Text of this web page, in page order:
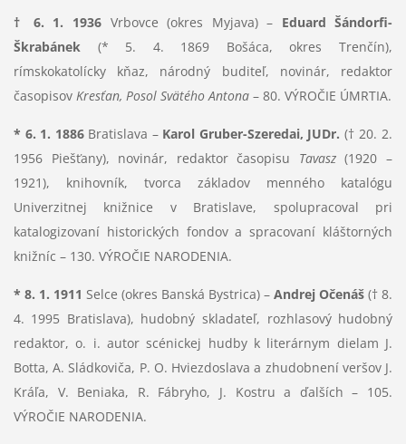
† 6. 1. 1936 Vrbovce (okres Myjava) – Eduard Šándorfi-
Škrabánek (* 5. 4. 1869 Bošáca, okres Trenčín),
rímskokatolícky kňaz, národný buditeľ, novinár, redaktor
časopisov Kresťan, Posol Svätého Antona– 80. VÝROČIE ÚMRTIA.
* 6. 1. 1886Bratislava – Karol Gruber-Szeredai, JUDr. († 20. 2.
1956 Piešťany), novinár, redaktor časopisu Tavasz(1920 –
1921), knihovník, tvorca základov menného katalógu
Univerzitnej knižnice v Bratislave, spolupracoval pri
katalogizovaní historických fondov a spracovaní kláštorných
knižníc – 130. VÝROČIE NARODENIA.
* 8. 1. 1911 Selce (okres Banská Bystrica) –Andrej Očenáš († 8.
4. 1995 Bratislava), hudobný skladateľ, rozhlasový hudobný
redaktor, o. i. autor scénickej hudby k literárnym dielam J.
Botta, A. Sládkoviča, P. O. Hviezdoslava a zhudobnení veršov J.
Kráľa, V. Beniaka, R. Fábryho, J. Kostru a ďalších – 105.
VÝROČIE NARODENIA.